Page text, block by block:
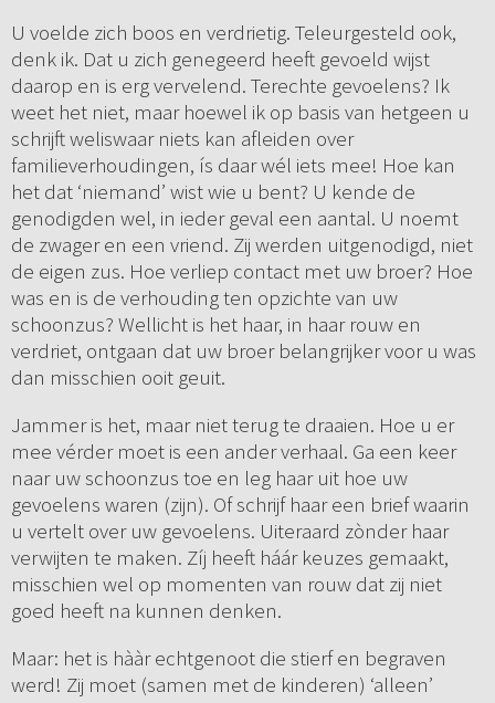
U voelde zich boos en verdrietig. Teleurgesteld ook,
denk ik. Dat u zich genegeerd heeft gevoeld wijst
daarop en is erg vervelend. Terechte gevoelens? Ik
weet het niet, maar hoewel ik op basis van hetgeen u
schrijft weliswaar niets kan afleiden over
familieverhoudingen, ís daar wél iets mee! Hoe kan
het dat ‘niemand’ wist wie u bent? U kende de
genodigden wel, in ieder geval een aantal. U noemt
de zwager en een vriend. Zij werden uitgenodigd, niet
de eigen zus. Hoe verliep contact met uw broer? Hoe
was en is de verhouding ten opzichte van uw
schoonzus? Wellicht is het haar, in haar rouw en
verdriet, ontgaan dat uw broer belangrijker voor u was
dan misschien ooit geuit.
Jammer is het, maar niet terug te draaien. Hoe u er
mee vérder moet is een ander verhaal. Ga een keer
naar uw schoonzus toe en leg haar uit hoe uw
gevoelens waren (zijn). Of schrijf haar een brief waarin
u vertelt over uw gevoelens. Uiteraard zònder haar
verwijten te maken. Zíj heeft háár keuzes gemaakt,
misschien wel op momenten van rouw dat zij niet
goed heeft na kunnen denken.
Maar: het is hààr echtgenoot die stierf en begraven
werd! Zij moet (samen met de kinderen) ‘alleen’